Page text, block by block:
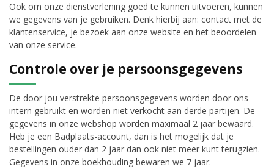
Ook om onze dienstverlening goed te kunnen uitvoeren, kunnen
we gegevens van je gebruiken. Denk hierbij aan: contact met de
klantenservice, je bezoek aan onze website en het beoordelen
van onze service.
Controle over je persoonsgegevens
De door jou verstrekte persoonsgegevens worden door ons
intern gebruikt en worden niet verkocht aan derde partijen. De
gegevens in onze webshop worden maximaal 2 jaar bewaard.
Heb je een Badplaats-account, dan is het mogelijk dat je
bestellingen ouder dan 2 jaar dan ook niet meer kunt terugzien.
Gegevens in onze boekhouding bewaren we 7 jaar.